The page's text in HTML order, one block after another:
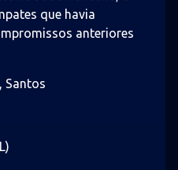
que havia
anteriores
Santos